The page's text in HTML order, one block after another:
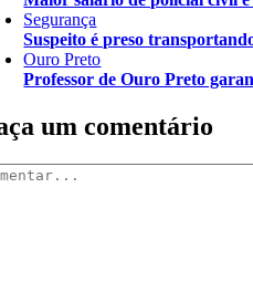
Segurança
Suspeito é preso
Ouro Preto
Professor de Ouro Preto
um comentário